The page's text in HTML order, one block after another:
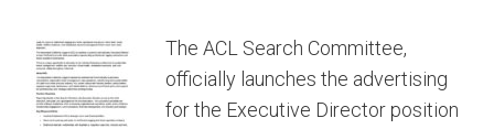
The ACL Search Committee,
officially launches the advertising
for the Executive Director position